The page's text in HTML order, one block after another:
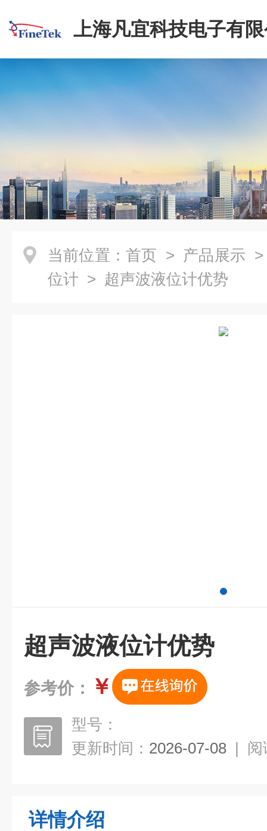
上海凡宜科技电子有
当前位置： 首页 > 产品展示
位计 > 超声波液位计优势
超声波液位计优势
参考价： ￥
型号：
更新时间： 2026-07-08 | 阅
详情介绍